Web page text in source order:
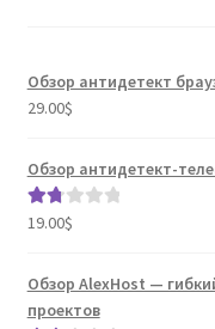
Обзор антидетект
29.00$
Обзор антидетект-
Оце
1.80
19.00$
Обзор AlexHost —
проектов